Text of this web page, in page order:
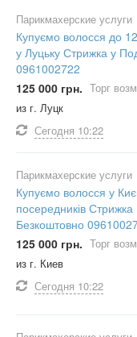
Парикмахерские услуги
Купуємо волосся до
у Луцьку Стрижка у
0961002722
125 000 грн. Торг
из г. Луцк
Сегодня 10:22
Парикмахерские услуги
Купуємо волосся у
посередників Стрижка
Безкоштовно
125 000 грн. Торг
из г. Киев
Сегодня 10:22